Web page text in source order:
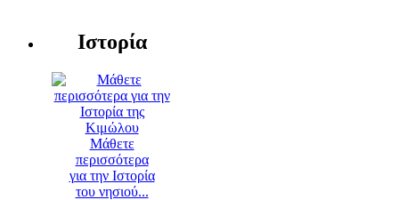
Ιστορία
Μάθετε
περισσότερα
για την Ιστορία
του νησιού...